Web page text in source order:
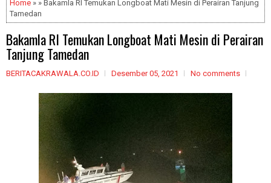
Home » » Bakamla RI Temukan Longboat Mati Mesin di Perairan Tanjung
Tamedan
Bakamla RI Temukan Longboat Mati Mesin di Perairan
Tanjung Tamedan
BERITACAKRAWALA.CO.ID Desember 05, 2021 No comments